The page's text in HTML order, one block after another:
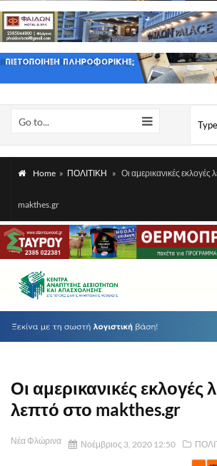
Go to...
Home » ΠΟΛΙΤΙΚΗ » Οι αμερικανικές
makthes.gr
Οι αμερικανικές εκλογές
λεπτό στο makthes.gr
Νέα Φλώρινα Νοέμβριος 3, 2020 12:50